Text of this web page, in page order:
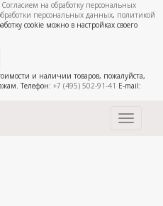
Согласием на обработку персональных
персональных данных, политикой
cookie можно в настройках своего
и наличии товаров, пожалуйста,
Телефон: +7 (495) 502-91-41 E-mail:
Toggle